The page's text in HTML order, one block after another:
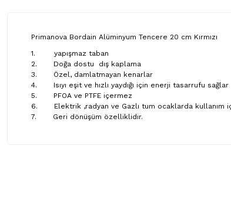
Primanova Bordain Alüminyum Tencere 20 cm Kırmızı
1. yapışmaz taban
2. Doğa dostu dış kaplama
3. Özel, damlatmayan kenarlar
4. Isıyı eşit ve hızlı yaydığı için enerji tasarrufu sağlar
5. PFOA ve PTFE içermez
6. Elektrik ,radyan ve Gazlı tum ocaklarda kullanım
7. Geri dönüşüm özelliklidir.